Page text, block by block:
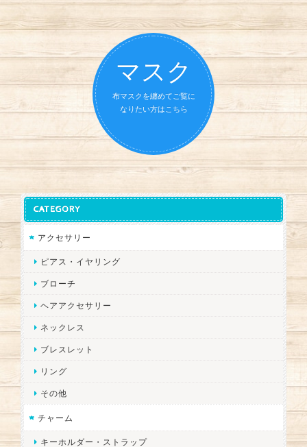
マスク
布マスクを纏めてご覧に
なりたい方はこちら
CATEGORY
アクセサリー
ピアス・イヤリング
ブローチ
ヘアアクセサリー
ネックレス
ブレスレット
リング
その他
チャーム
キーホルダー・ストラップ